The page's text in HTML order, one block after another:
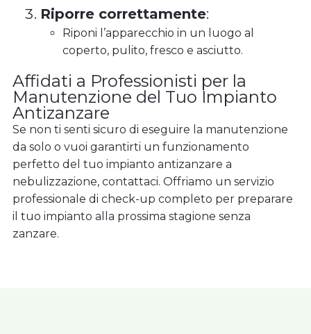
Riporre correttamente:
Riponi l’apparecchio in un luogo al
coperto, pulito, fresco e asciutto.
Affidati a Professionisti per la
Manutenzione del Tuo Impianto
Antizanzare
Se non ti senti sicuro di eseguire la manutenzione
da solo o vuoi garantirti un funzionamento
perfetto del tuo impianto antizanzare a
nebulizzazione, contattaci. Offriamo un servizio
professionale di check-up completo per preparare
il tuo impianto alla prossima stagione senza
zanzare.